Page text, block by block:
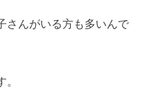
さんがいる方も多いんで